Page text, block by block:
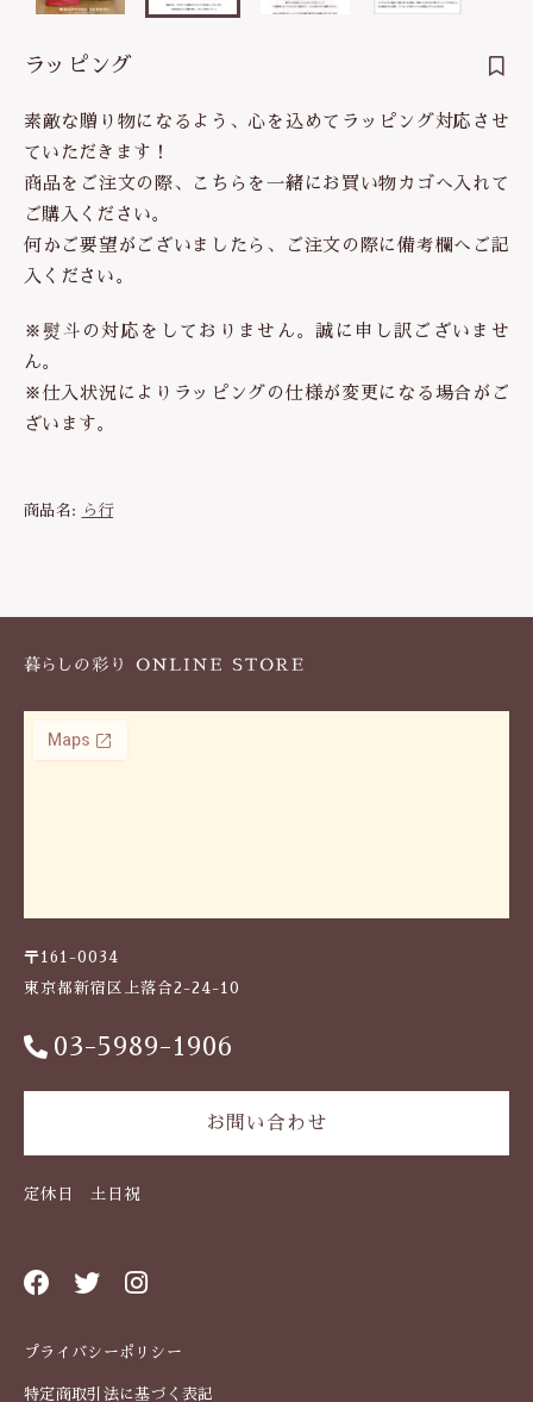
ラッピング
素敵な贈り物になるよう、心を込めてラッピング対応させ
ていただきます！
商品をご注文の際、こちらを一緒にお買い物カゴへ入れて
ご購入ください。
何かご要望がございましたら、ご注文の際に備考欄へご記
入ください。
※熨斗の対応をしておりません。誠に申し訳ございませ
ん。
※仕入状況によりラッピングの仕様が変更になる場合がご
ざいます。
商品名: ら行
〒161-0034
東京都新宿区上落合2-24-10
03-5989-1906
お問い合わせ
定休日 土日祝
プライバシーポリシー
特定商取引法に基づく表記